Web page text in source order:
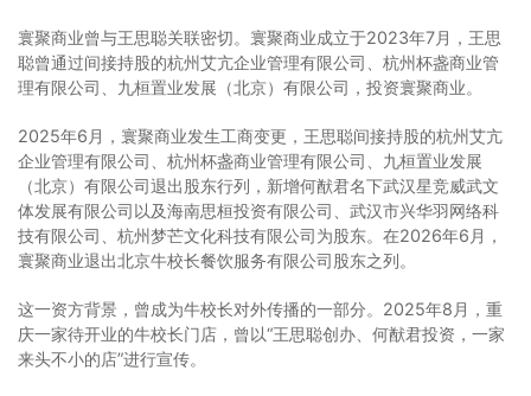
寰聚商业曾与王思聪关联密切。寰聚商业成立于2023年7月，王思
聪曾通过间接持股的杭州艾亢企业管理有限公司、杭州杯盏商业管
理有限公司、九桓置业发展（北京）有限公司，投资寰聚商业。
2025年6月，寰聚商业发生工商变更，王思聪间接持股的杭州艾亢
企业管理有限公司、杭州杯盏商业管理有限公司、九桓置业发展
（北京）有限公司退出股东行列，新增何猷君名下武汉星竞威武文
体发展有限公司以及海南思桓投资有限公司、武汉市兴华羽网络科
技有限公司、杭州梦芒文化科技有限公司为股东。在2026年6月，
寰聚商业退出北京牛校长餐饮服务有限公司股东之列。
这一资方背景，曾成为牛校长对外传播的一部分。2025年8月，重
庆一家待开业的牛校长门店，曾以“王思聪创办、何猷君投资，一家
来头不小的店”进行宣传。